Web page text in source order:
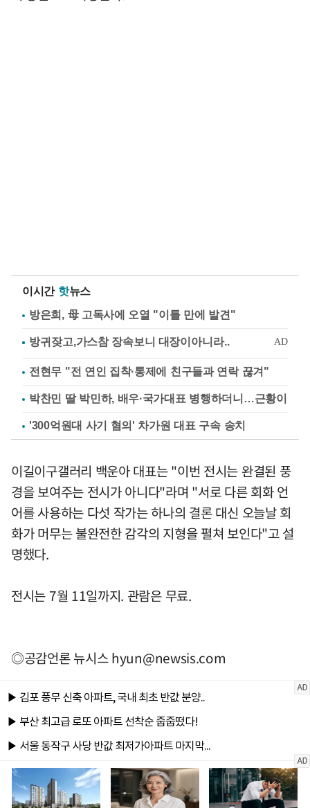
이시간 핫뉴스
방은희, 母 고독사에 오열 "이틀 만에 발견"
전현무 "전 연인 집착·통제에 친구들과 연락 끊겨"
박찬민 딸 박민하, 배우·국가대표 병행하더니…근황이
'300억원대 사기 혐의' 차가원 대표 구속 송치
이길이구갤러리 백운아 대표는 "이번 전시는 완결된 풍
경을 보여주는 전시가 아니다"라며 "서로 다른 회화 언
어를 사용하는 다섯 작가는 하나의 결론 대신 오늘날 회
화가 머무는 불완전한 감각의 지형을 펼쳐 보인다"고 설
명했다.
전시는 7월 11일까지. 관람은 무료.
◎공감언론 뉴시스hyun@newsis.com